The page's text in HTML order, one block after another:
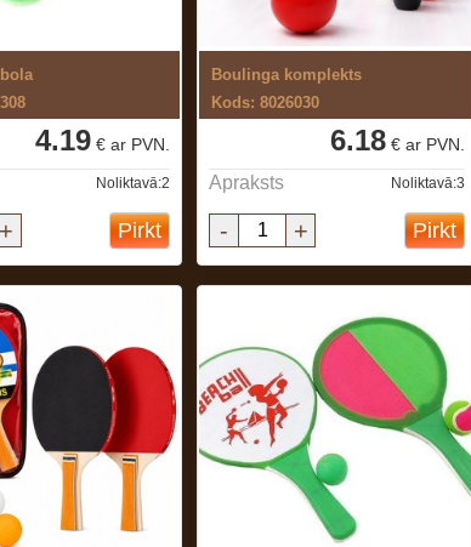
4.19 € ar PVN.
Noliktavā:2
+ Pirkt
Boulinga komplekts
Kods: 8026030
6.18€ ar PVN.
Apraksts Noliktavā:3
- + Pirkt